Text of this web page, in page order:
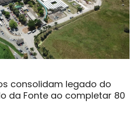
consolidam legado do
da Fonte ao completar 80